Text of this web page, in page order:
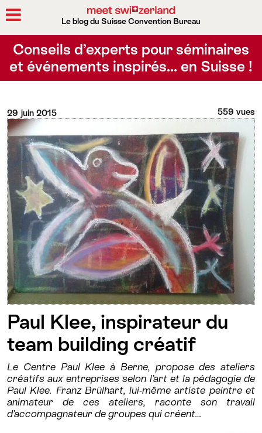
Le blog du Suisse Convention Bureau
Conseils d’experts pour séminaires
et événements inspirés… en Suisse !
29 juin 2015 559 vues
Paul Klee, inspirateur du
team building créatif
Le Centre Paul Klee à Berne, propose des ateliers
créatifs aux entreprises selon l’art et la pédagogie de
Paul Klee. Franz Brülhart, lui-même artiste peintre et
animateur de ces ateliers, raconte son travail
d’accompagnateur de groupes qui créent…